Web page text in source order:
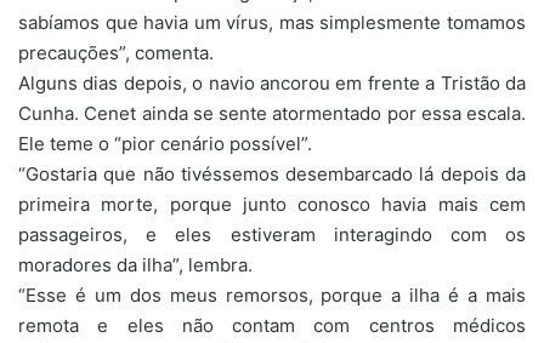
sabíamos que havia um vírus, mas simplesmente tomamos
precauções”, comenta.
Alguns dias depois, o navio ancorou em frente a Tristão da
Cunha. Cenet ainda se sente atormentado por essa escala.
Ele teme o “pior cenário possível”.
“Gostaria que não tivéssemos desembarcado lá depois da
primeira morte, porque junto conosco havia mais cem
passageiros, e eles estiveram interagindo com os
moradores da ilha”, lembra.
“Esse é um dos meus remorsos, porque a ilha é a mais
remota e eles não contam com centros médicos